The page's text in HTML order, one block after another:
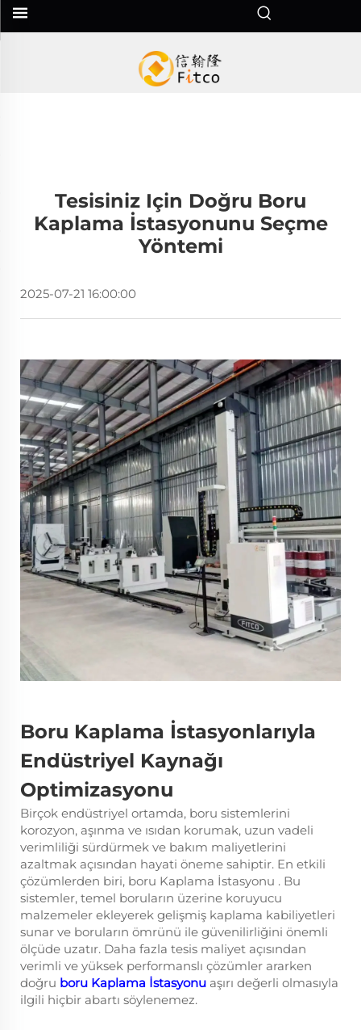
Tesisiniz Için Doğru Boru
Kaplama İstasyonunu Seçme
Yöntemi
2025-07-21 16:00:00
Boru Kaplama İstasyonlarıyla
Endüstriyel Kaynağı
Optimizasyonu
Birçok endüstriyel ortamda, boru sistemlerini
korozyon, aşınma ve ısıdan korumak, uzun vadeli
verimliliği sürdürmek ve bakım maliyetlerini
azaltmak açısından hayati öneme sahiptir. En etkili
çözümlerden biri, boru Kaplama İstasyonu . Bu
sistemler, temel boruların üzerine koruyucu
malzemeler ekleyerek gelişmiş kaplama kabiliyetleri
sunar ve boruların ömrünü ile güvenilirliğini önemli
ölçüde uzatır. Daha fazla tesis maliyet açısından
verimli ve yüksek performanslı çözümler ararken
doğru boru Kaplama İstasyonu aşırı değerli olmasıyla
ilgili hiçbir abartı söylenemez.